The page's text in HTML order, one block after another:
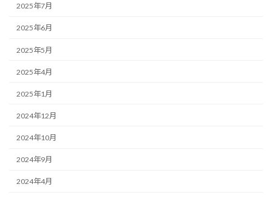
2025年7月
2025年6月
2025年5月
2025年4月
2025年1月
2024年12月
2024年10月
2024年9月
2024年4月